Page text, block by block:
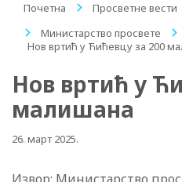
Почетна / Просветне вести
/
Министарство просвете
/
Нов вртић у Ћићевцу за 200
Нов вртић у
малишана
26. март 2025.